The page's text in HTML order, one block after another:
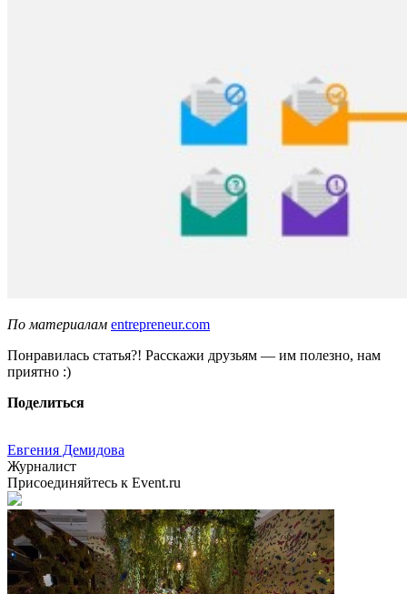
По материалам entrepreneur.com
Понравилась статья?! Расскажи друзьям — им полезно, нам
приятно :)
Поделиться
Евгения Демидова
Журналист
Присоединяйтесь к Event.ru